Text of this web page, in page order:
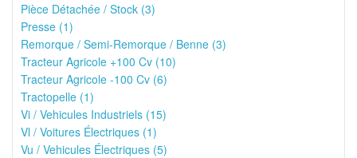
Pièce Détachée / Stock (3)
Presse (1)
Remorque / Semi-Remorque / Benne (3)
Tracteur Agricole +100 Cv (10)
Tracteur Agricole -100 Cv (6)
Tractopelle (1)
Vi / Vehicules Industriels (15)
Vl / Voitures Électriques (1)
Vu / Vehicules Électriques (5)